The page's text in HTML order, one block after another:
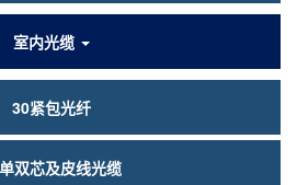
室内光缆
30紧包光纤
双芯及皮线光缆